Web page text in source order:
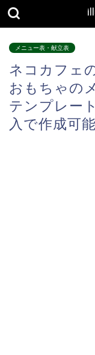
メニュー表・献立表
ネコカフェ
おもちゃの
テンプレー
入で作成可能